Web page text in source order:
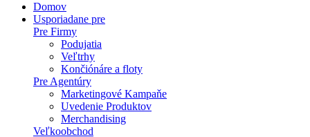
Domov
Usporiadane pre
Pre Firmy
Podujatia
Veľtrhy
Končiónáre a floty
Pre Agentúry
Marketingové Kampaňe
Uvedenie Produktov
Merchandising
Veľkoobchod